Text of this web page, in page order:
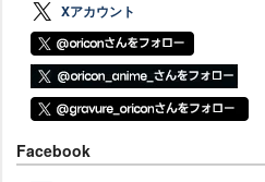
Xアカウント
Facebook